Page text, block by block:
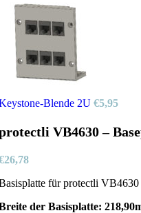
Blende 2U €5,95
VB4630 –
26,78
für protectli VB4630
der Basisplatte: